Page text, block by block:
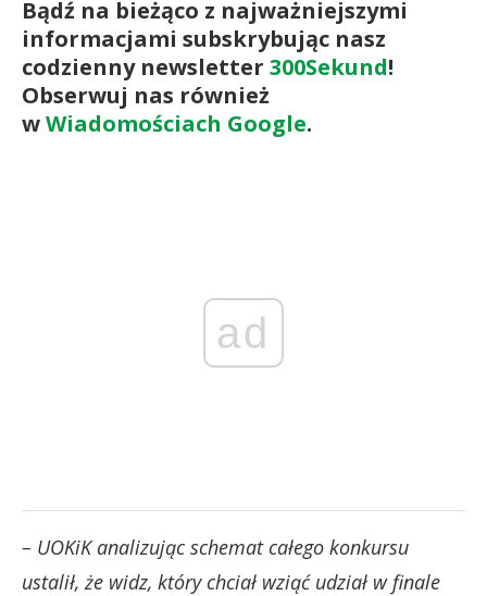
Bądź na bieżąco z najważniejszymi
informacjami subskrybując nasz
codzienny newsletter 300Sekund!
Obserwuj nas również
wWiadomościach Google.
ad
– UOKiK analizując schemat całego konkursu
ustalił, że widz, który chciał wziąć udział w finale